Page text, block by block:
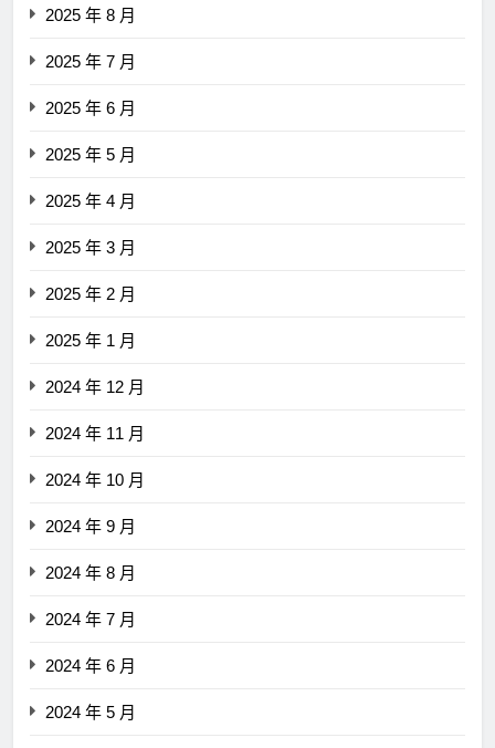
2025 年 8 月
2025 年 7 月
2025 年 6 月
2025 年 5 月
2025 年 4 月
2025 年 3 月
2025 年 2 月
2025 年 1 月
2024 年 12 月
2024 年 11 月
2024 年 10 月
2024 年 9 月
2024 年 8 月
2024 年 7 月
2024 年 6 月
2024 年 5 月